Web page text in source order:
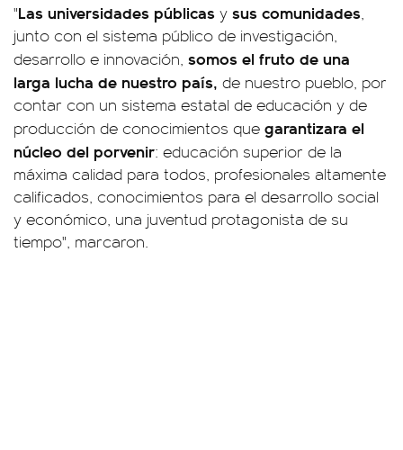
"Las universidades públicas y sus comunidades,
junto con el sistema público de investigación,
desarrollo e innovación, somos el fruto de una
larga lucha de nuestro país, de nuestro pueblo, por
contar con un sistema estatal de educación y de
producción de conocimientos que garantizara el
núcleo del porvenir: educación superior de la
máxima calidad para todos, profesionales altamente
calificados, conocimientos para el desarrollo social
y económico, una juventud protagonista de su
tiempo", marcaron.